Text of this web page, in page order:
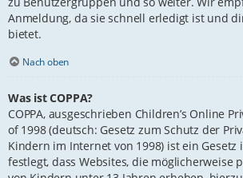
Anmeldung, da sie schnell erledigt ist und
bietet.
Nach oben
Was ist COPPA?
COPPA, ausgeschrieben Children’s Online
of 1998 (deutsch: Gesetz zum Schutz der
Kindern im Internet von 1998) ist ein Gesetz
festlegt, dass Websites, die möglicherweise